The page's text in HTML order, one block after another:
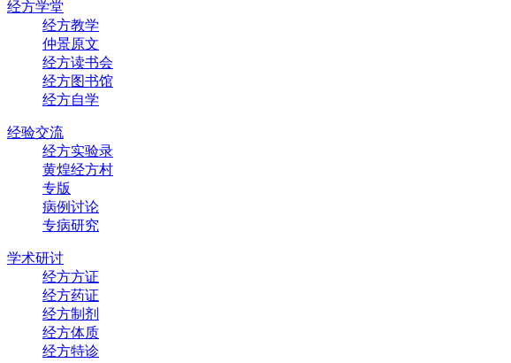
经方学堂
经方教学
仲景原文
经方读书会
经方图书馆
经方自学
经验交流
经方实验录
黄煌经方村
专版
病例讨论
专病研究
学术研讨
经方方证
经方药证
经方制剂
经方体质
经方特诊